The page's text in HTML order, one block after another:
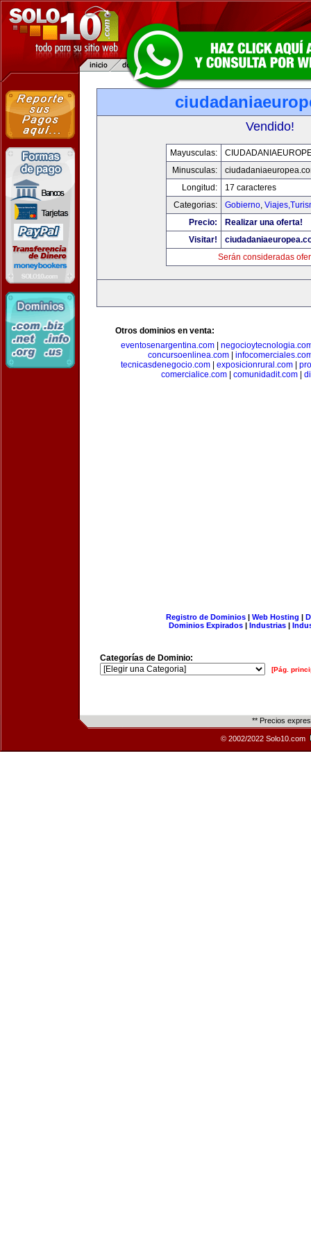
Vendido!
Mayusculas:
Minusculas:
Longitud:
17 caracteres
Categorias:
Gobierno,
Precio:
Realizar una oferta!
Visitar!
Serán consideradas
Otros dominios en venta:
eventosenargentina.com
concursoenlinea.com|
tecnicasdenegocio.com
exposicionrural.com
comercialice.com| comunidadit.com|
Registro de Dominios| Web Hosting |
Dominios Expirados | Industrias |
Categorías de Dominio:
[Pág.
** Precios
© 2002/2022 Solo10.com